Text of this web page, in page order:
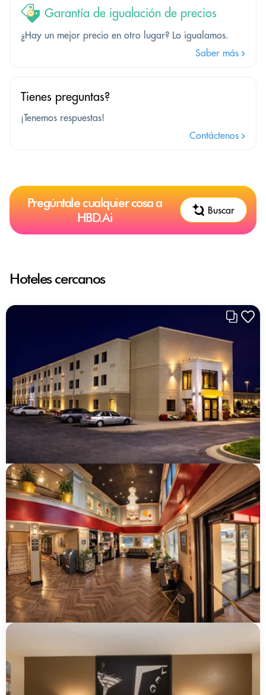
Garantía de igualación de precios
¿Hay un mejor precio en otro lugar? Lo igualamos.
Saber más
Tienes preguntas?
¡Tenemos respuestas!
Contáctenos
Pregúntale cualquier cosa a
HBD.Ai
Buscar
Hoteles cercanos